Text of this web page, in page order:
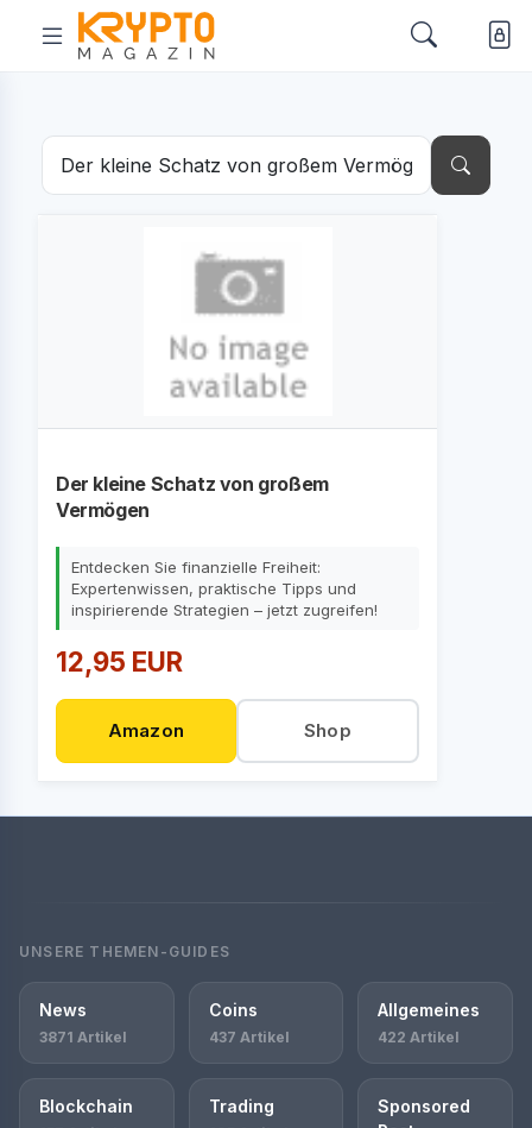
Der kleine Schatz von großem
Vermögen
Entdecken Sie finanzielle Freiheit:
Expertenwissen, praktische Tipps und
inspirierende Strategien – jetzt zugreifen!
12,95 EUR
Amazon Shop
UNSERE THEMEN-GUIDES
News
3871 Artikel
Coins
437 Artikel
Allgemeines
422 Artikel
Blockchain Trading
Sponsored